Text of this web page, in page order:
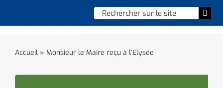
Chercher
:
Accueil» Monsieur le Maire reçu à l’Elysée